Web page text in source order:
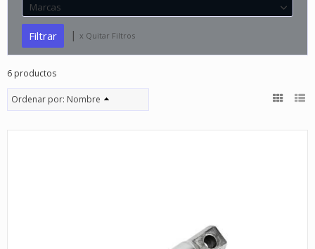
Marcas
| x Quitar Filtros
6 productos
Ordenar por: Nombre